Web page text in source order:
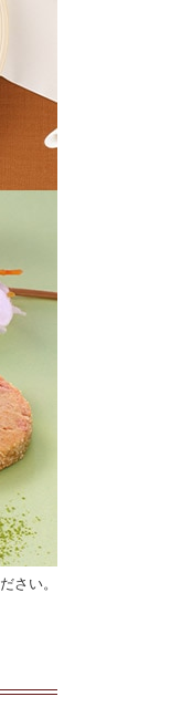
さい。